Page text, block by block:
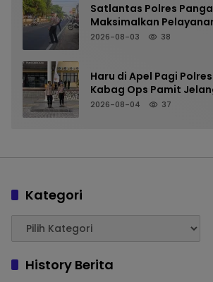
Satlantas Polres
Maksimalkan
Kelancaran Arus
2026-08-03 38
Haru di Apel Pagi
Kabag Ops Pamit
2026-08-04 37
Kategori
History Berita